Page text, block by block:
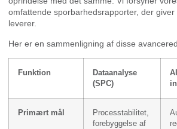
omfattende sporbarhedsrapporter, der
leverer.
Her er en sammenligning af disse
Funktion
Dataanalyse
(SPC)
Primært mål
Processtabilitet,
forebyggelse af